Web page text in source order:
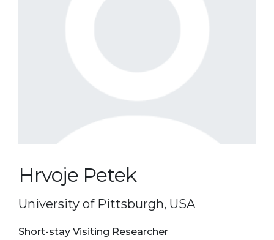
Hrvoje Petek
University of Pittsburgh, USA
Short-stay Visiting Researcher